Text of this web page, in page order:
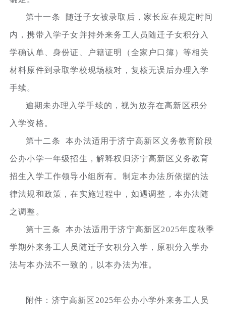
第十一条 随迁子女被录取后，家长应在规定时间
内，携带入学子女并持外来务工人员随迁子女积分入
学确认单、身份证、户籍证明（全家户口簿）等相关
材料原件到录取学校现场核对，复核无误后办理入学
手续。
逾期未办理入学手续的，视为放弃在高新区积分
入学资格。
第十二条 本办法适用于济宁高新区义务教育阶段
公办小学一年级招生，解释权归济宁高新区义务教育
招生入学工作领导小组所有。制定本办法所依据的法
律法规和政策，在实施过程中，如遇调整，本办法随
之调整。
第十三条 本办法适用于济宁高新区2025年度秋季
学期外来务工人员随迁子女积分入学，原积分入学办
法与本办法不一致的，以本办法为准。
附件：济宁高新区2025年公办小学外来务工人员